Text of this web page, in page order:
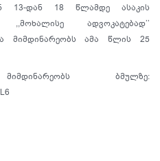
13-დან 18 წლამდე ასაკის
ადვოკატებად’’
მიმდინარეობს ამა წლის 25
ბმულზე: